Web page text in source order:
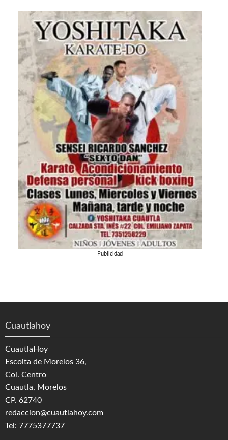
Publicidad
Cuautlahoy
CuautlaHoy
Escolta de Morelos 36,
Col. Centro
Cuautla, Morelos
CP. 62740
redaccion@cuautlahoy.com
Tel: 7775377737